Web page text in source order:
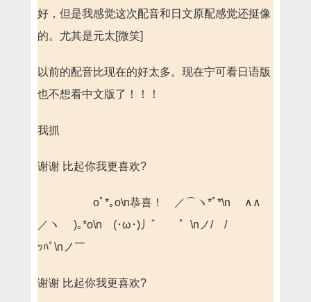
好，但是我感觉这次配音和日文原配感觉还挺像
的。尤其是元太[微笑]
以前的配音比现在的好太多。现在宁可看日语版
也不想看中文版了！！！
我抓
谢谢 比起你我更喜欢?
oﾟ*｡o\n恭喜！ ／⌒ヽ*ﾟ*\n ∧∧
／ヽ )｡*o\n (･ω･)丿ﾞ￣￣゜\nノ/ /
ｯﾊﾟ\nノ￣ゝ
谢谢 比起你我更喜欢?